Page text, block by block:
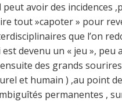
avoir des incidences
tout »capoter » pour
que l’on
devenu un « jeu »,
des grands sourires
et humain ) ,au point
permanentes ,